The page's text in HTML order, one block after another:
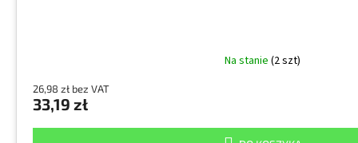
Na stanie (2 szt)
26,98 zł bez VAT
33,19 zł